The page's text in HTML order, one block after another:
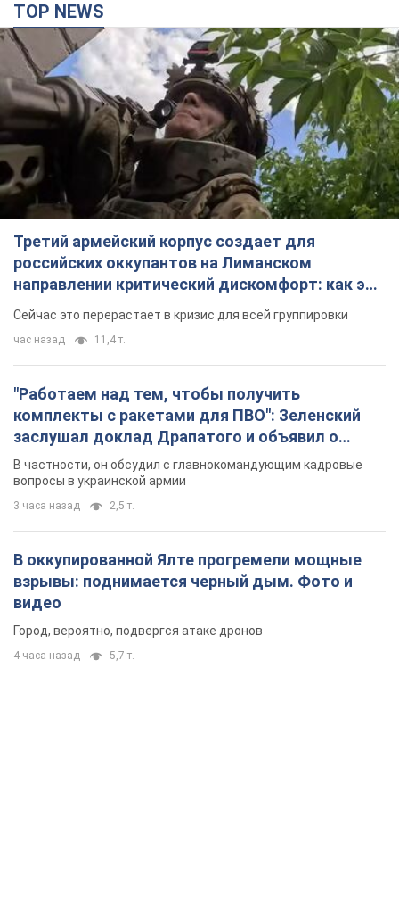
TOP NEWS
Третий армейский корпус создает для
российских оккупантов на Лиманском
направлении критический дискомфорт: как это
удалось
Сейчас это перерастает в кризис для всей группировки
час назад 11,4 т.
"Работаем над тем, чтобы получить
комплекты с ракетами для ПВО": Зеленский
заслушал доклад Драпатого и объявил о
новых мерах
В частности, он обсудил с главнокомандующим кадровые
вопросы в украинской армии
3 часа назад 2,5 т.
В оккупированной Ялте прогремели мощные
взрывы: поднимается черный дым. Фото и
видео
Город, вероятно, подвергся атаке дронов
4 часа назад 5,7 т.